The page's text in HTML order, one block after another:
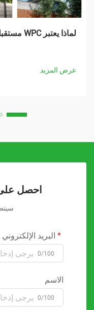
لماذا يعتبر WPC مستقبل المواد الخارجية
عرض المزيد
احصل
البريد الإلكتروني
0/100
الاسم
0/100